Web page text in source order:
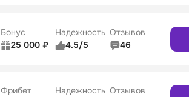
Бонус
25 000 ₽
Надежность
4.5/5
Отзывов
46
Фрибет Надежность Отзывов